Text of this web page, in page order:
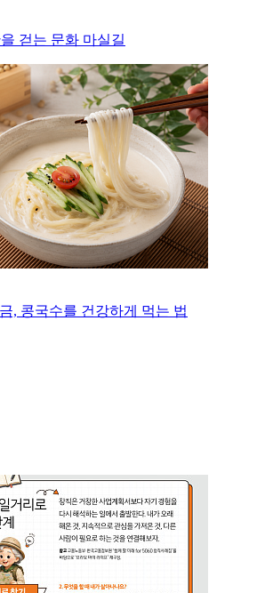
걷는 문화 마실길
, 콩국수를 건강하게 먹는 법